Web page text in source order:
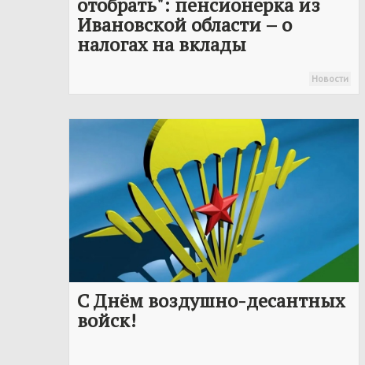
Ивановской области – о
налогах на вклады
Новости
С Днём воздушно-десантных
войск!